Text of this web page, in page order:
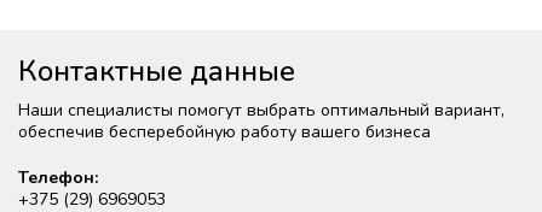
Контактные данные
Наши специалисты помогут выбрать оптимальный вариант,
обеспечив бесперебойную работу вашего бизнеса
Телефон:
+375 (29) 6969053